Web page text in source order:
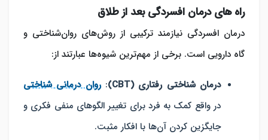
راه های درمان افسردگی بعد از طلاق
درمان افسردگی نیازمند ترکیبی از روش‌های روان‌شناختی و
گاه دارویی است. برخی از مهم‌ترین شیوه‌ها عبارتند از:
درمان شناختی رفتاری (CBT) :روان درمانی شناختی
در واقع کمک به فرد برای تغییر الگوهای منفی فکری و
جایگزین کردن آن‌ها با افکار مثبت.